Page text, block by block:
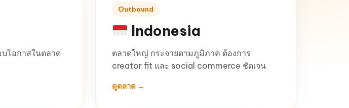
โอกาสในตลาด
Outbound
Indonesia
ตลาดใหญ่ กระจายตามภูมิภาค ต้องการ
creator fit และ social commerce ชัดเจน
ดูตลาด →